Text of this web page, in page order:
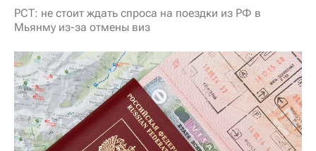
РСТ: не стоит ждать спроса на поездки из РФ в
Мьянму из-за отмены виз